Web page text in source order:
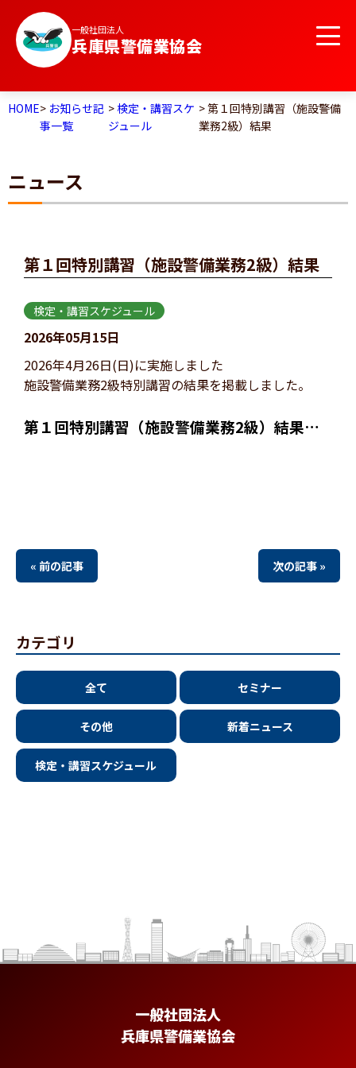
一般社団法人
兵庫県警備業協会
HOME> お知らせ記
事一覧
>検定・講習スケ
ジュール
> 第１回特別講習（施設警備
業務2級）結果
ニュース
第１回特別講習（施設警備業務2級）結果
検定・講習スケジュール
2026年05月15日
2026年4月26日(日)に実施しました
施設警備業務2級特別講習の結果を掲載しました。
第１回特別講習（施設警備業務2級）結果は
« 前の記事 次の記事 »
カテゴリ
全て セミナー
その他 新着ニュース
検定・講習スケジュール
一般社団法人
兵庫県警備業協会